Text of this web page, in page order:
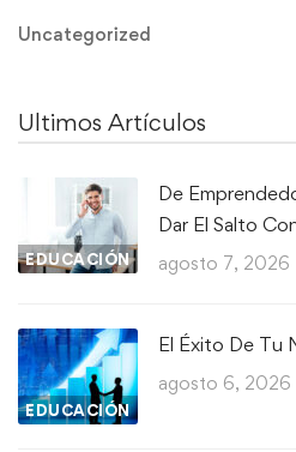
Uncategorized
Ultimos Artículos
EDUCACIÓN
De
Dar El Salto
agosto 7, 2026
EDUCACIÓN
El Éxito De Tu
agosto 6, 2026